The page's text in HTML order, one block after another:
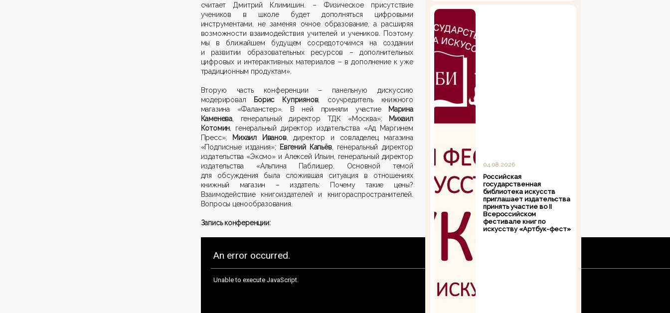
считает Дмитрий Климишин. – Физическое присутствие
учеников в школе будет дополняться цифровыми
инструментами, не заменяя очное образование, а расширяя
возможности взаимодействия учителей и учеников. Поэтому
мы в ближайшем будущем сосредоточимся на создании
и развитии образовательных ресурсов – дополнительных
цифровых и интерактивных материалов – в дополнение к уже
традиционным продуктам».
Вторую часть конференции – панельную дискуссию
модерировал Борис Куприянов, соучредитель книжного
магазина «Фаланстер». В ней приняли участие Марина
Каменева, генеральный директор ТДК «Москва»; Михаил
Котомин , генеральный директор издательства «Ад Маргинем
Пресс»; Михаил Иванов, директор и совладелец магазина
«Подписные издания»; Евгений Капьёв, генеральный директор
издательства «Эксмо» и Алексей Ильин, генеральный директор
издательства «Альпина Паблишер. Основной темой
для обсуждения была сложившая ситуация в отношениях
книжный магазин – издатель: Почему такие цены?
Взаимодействие книгоиздателей и книгораспространителей.
Вопросы ценообразования.
Запись конференции:
04.08.2026
Российская
государственная
библиотека искусств
приглашает издательства
принять участие во II
Всероссийском
фестивале книг по
искусству «Артбук-фест»